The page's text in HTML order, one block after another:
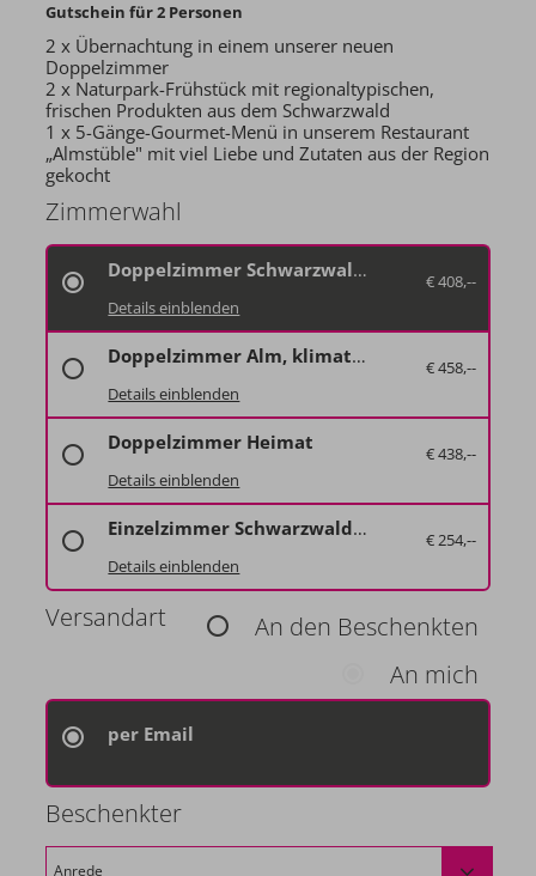
Gutschein für 2 Personen
2 x Übernachtung in einem unserer neuen
Doppelzimmer
2 x Naturpark-Frühstück mit regionaltypischen,
frischen Produkten aus dem Schwarzwald
1 x 5-Gänge-Gourmet-Menü in unserem Restaurant
„Almstüble" mit viel Liebe und Zutaten aus der Region
gekocht
Zimmerwahl
€ 408,--
Doppelzimmer Schwarzwald-Style
Details einblenden
inklusive Naturpark-Frühstück.27 m² mit Terrasse, Panoramafenster, Schreibtisch, Minibar, Safe, Flat-TV, gratis WLAN, große Walk-in-Dusche, Föhn,
inklusive Naturpark-Frühstück.
€ 458,--
Doppelzimmer Alm, klimatisiert
Details einblenden
mit Balkon, klimatisiert, Panoramafenster, Minibar, Safe, Schreibtisch, Walk-in-Dusche, Fernseher, Eichendielenboden, High-Speed-Wlan.
€ 438,--
Doppelzimmer Heimat
Details einblenden
27-32 m², mit Balkon, Panoramafenster, Schreibtisch, Minibar, Safe, Flat-TV, gratis WLAN, große Walk-in-Dusche, Föhn, inklusive Naturpark-Frühstück.
€ 254,--
Einzelzimmer Schwarzwald-Style
Details einblenden
21 m² mit Balkon oder Terrasse, Panoramafenster, Schreibtisch, Minibar, Safe, Flat-TV, gratis WLAN, große Walk-in-Dusche, Föhn, inklusive Naturpark-Frühstück.
Versandart
An den Beschenkten
An mich
per Email
Beschenkter